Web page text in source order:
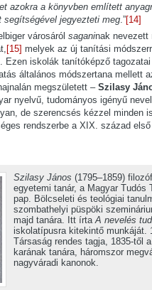
azokra a könyvben említett
jegyezteti meg .”[14]
városáról saganinak nevezett
[15] melyek az új tanítási
Ezen iskolák tanítóképző
általános módszertana mellett
megszületett – Szilasy
nyelvű, tudományos igényű
de szerencsés kézzel minden
rendszerbe a XIX. század első
Szilasy János (1795–1859)
egyetemi tanár, a Magyar Tudós
pap. Bölcseleti és teológiai
szombathelyi püspöki
majd tanára. Itt írta A nevelés
iskolatípusra kitekintő munkáját.
Társaság rendes tagja, 1835-től
karának tanára, háromszor
nagyváradi kanonok.